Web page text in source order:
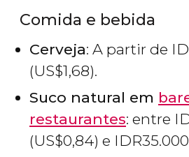
Comida e bebida
Cerveja: A partir de
(US$1,68).
Suco natural em
restaurantes: entre
(US$0,84) e IDR